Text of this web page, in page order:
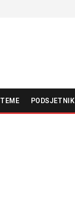
TEME PODSJETNIK